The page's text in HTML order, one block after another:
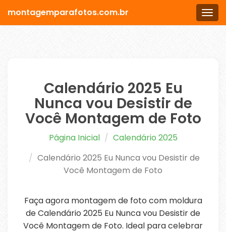
Menu
montagemparafotos.com.br
Calendário 2025 Eu
Nunca vou Desistir de
Você Montagem de Foto
Página Inicial
Calendário 2025
Calendário 2025 Eu Nunca vou Desistir de
Você Montagem de Foto
Faça agora montagem de foto com moldura
de Calendário 2025 Eu Nunca vou Desistir de
Você Montagem de Foto. Ideal para celebrar